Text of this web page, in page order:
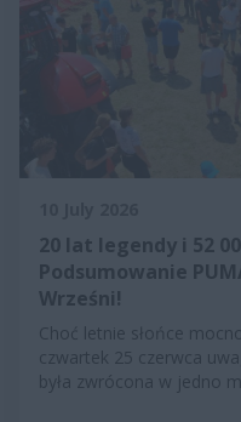
20 lat legendy i 52
Podsumowanie
Wrześni!
Choć letnie słońce
czwartek 25 czerwca
była zwrócona w jedno